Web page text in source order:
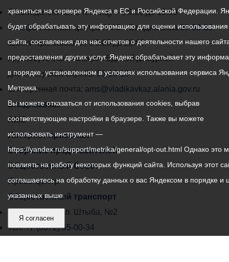
График
работы
администрации
местного
самоуправления
города
Владикавказ:
С понедельника по пятницу – с 9.00 до 18.00
Телефон контакт-центра АМС г. Владикавказ30-30-30
звонки принимаются с 9:00 до 18:00
Круглосуточный телефон Единой дежурной
диспетчерской службы53-19-19
Электронная почта: ams@vladikavkaz.alania.gov.ru
Владикавказ
АМС
Интернет приемная
Собрание представителей
Общественный Совет
Пресс-центр
Общественный транспорт
Владикавказ, пл. Штыба, №2
Тел:+7 (8672) 55-00-34
храниться на сервере Яндекса в ЕС и Российской Федерации.
будет обрабатывать эту информацию для оценки
сайта, составления для нас отчетов о деятельности нашего
предоставления других услуг. Яндекс обрабатывает эту
в порядке, установленном в условиях использования сервиса
Метрика.
Вы можете отказаться от использования cookies, выбрав
соответствующие настройки в браузере. Также вы можете
использовать инструмент —
https://yandex.ru/support/metrika/general/opt-out.html Однако это
повлиять на работу некоторых функций сайта. Используя этот
соглашаетесь на обработку данных о вас Яндексом в порядке и
указанных выше.
Я согласен